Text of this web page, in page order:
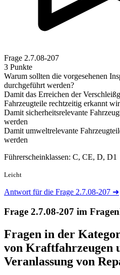
Frage 2.7.08-207
3 Punkte
Warum sollten die vorgesehenen
durchgeführt werden?
Damit das Erreichen der
Fahrzeugteile rechtzeitig erkannt
Damit sicherheitsrelevante
werden
Damit umweltrelevante
werden
Führerscheinklassen: C, CE, D, D1
Leicht
Antwort für die Frage 2.7.08-207 ➜
Frage 2.7.08-207 im
Fragen in der
von Kraftfahrzeugen
Veranlassung von